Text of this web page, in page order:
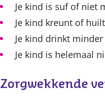
Je kind is suf of niet
Je kind kreunt of
Je kind drinkt
Je kind is helemaal
Zorgwekkende